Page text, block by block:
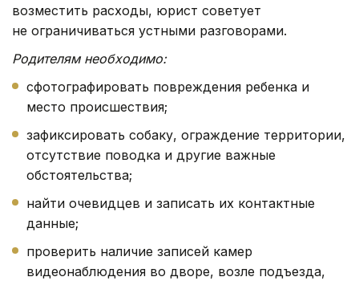
возместить расходы, юрист советует
не ограничиваться устными разговорами.
Родителям необходимо:
сфотографировать повреждения ребенка и
место происшествия;
зафиксировать собаку, ограждение территории,
отсутствие поводка и другие важные
обстоятельства;
найти очевидцев и записать их контактные
данные;
проверить наличие записей камер
видеонаблюдения во дворе, возле подъезда,